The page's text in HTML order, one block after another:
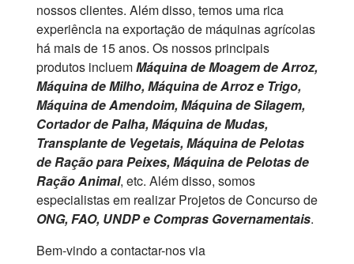
nossos clientes. Além disso, temos uma rica
experiência na exportação de máquinas agrícolas
há mais de 15 anos. Os nossos principais
produtos incluemMáquina de Moagem de Arroz,
Máquina de Milho, Máquina de Arroz e Trigo,
Máquina de Amendoim, Máquina de Silagem,
Cortador de Palha, Máquina de Mudas,
Transplante de Vegetais, Máquina de Pelotas
de Ração para Peixes, Máquina de Pelotas de
Ração Animal, etc. Além disso, somos
especialistas em realizar Projetos de Concurso de
ONG, FAO, UNDP e Compras Governamentais.
Bem-vindo a contactar-nos via